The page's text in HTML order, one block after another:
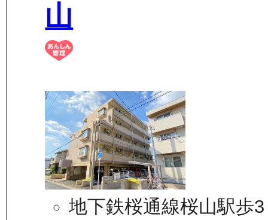
山
地下鉄桜通線桜山駅歩3